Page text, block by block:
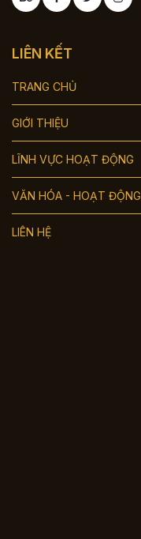
LIÊN KẾT
TRANG CHỦ
GIỚI THIỆU
LĨNH VỰC HOẠT ĐỘNG
VĂN HÓA - HOẠT ĐỘNG
LIÊN HỆ